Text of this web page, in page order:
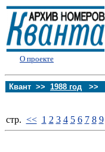
О проекте
Квант >> 1988 год >>
стp. << 1 2 3 4 5 6 7 8 9